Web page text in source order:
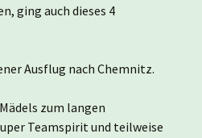
ging auch dieses 4
Ausflug nach Chemnitz.
zum langen
Teamspirit und teilweise